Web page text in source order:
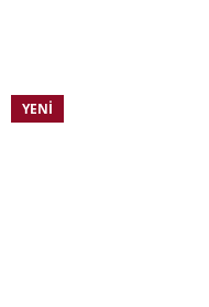
YENI